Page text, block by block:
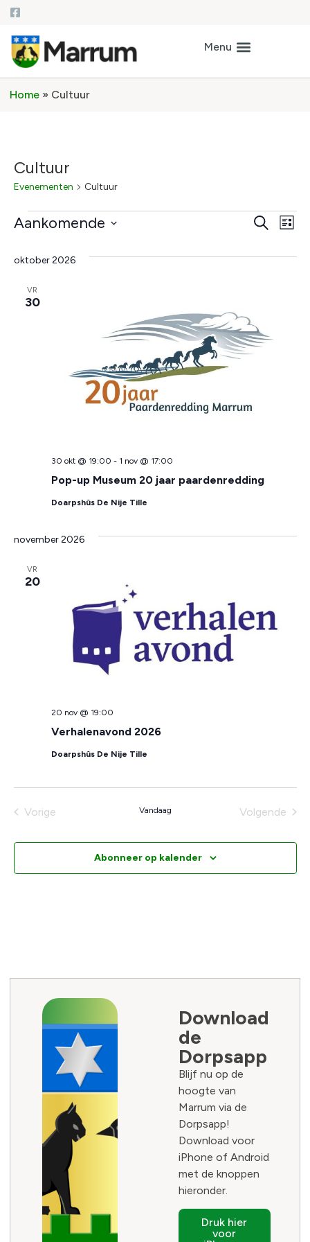
Home » Cultuur
Cultuur
Evenementen Cultuur
Zoeken
Lijst
Aankomende
datum.
oktober 2026
VR
30
Pop-up Museum 20 jaar paardenredding
30 okt @ 19:00 - 1 nov @ 17:00
Doarpshûs De Nije Tille
november 2026
VR
20
Verhalenavond 2026
20 nov @ 19:00
Doarpshûs De Nije Tille
VorigeEvenementen Vandaag Volgende
Abonneer op kalender
Download
de
Dorpsapp
Blijf nu op de
hoogte van
Marrum via de
Dorpsapp!
Download voor
iPhone of Android
met de knoppen
hieronder.
Druk hier
voor